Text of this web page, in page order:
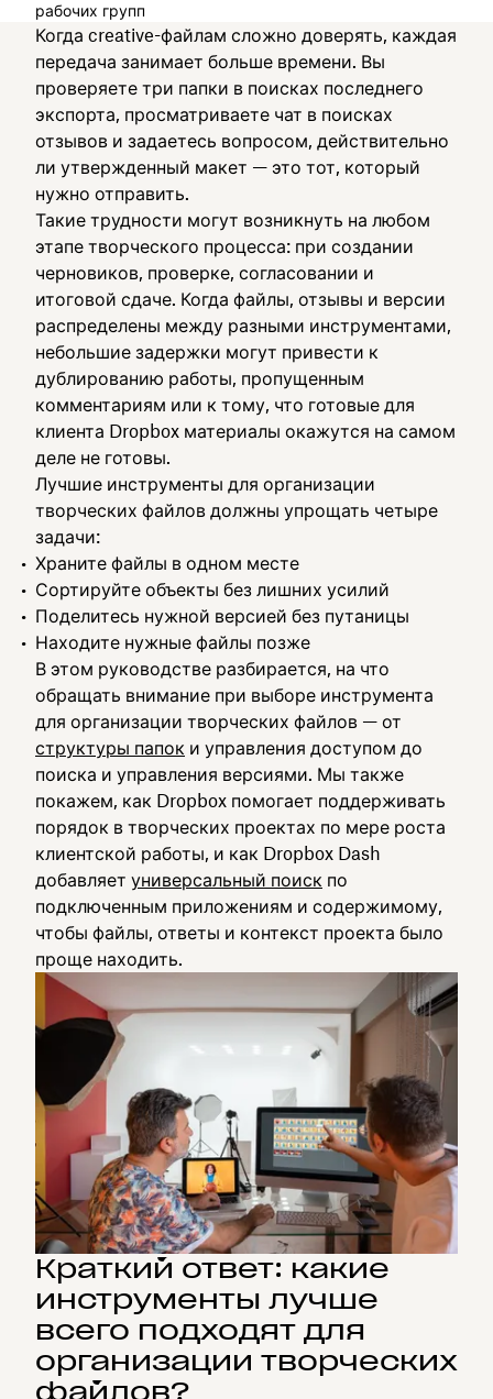
рабочих групп
Когда creative-файлам сложно доверять, каждая
передача занимает больше времени. Вы
проверяете три папки в поисках последнего
экспорта, просматриваете чат в поисках
отзывов и задаетесь вопросом, действительно
ли утвержденный макет — это тот, который
нужно отправить.
Такие трудности могут возникнуть на любом
этапе творческого процесса: при создании
черновиков, проверке, согласовании и
итоговой сдаче. Когда файлы, отзывы и версии
распределены между разными инструментами,
небольшие задержки могут привести к
дублированию работы, пропущенным
комментариям или к тому, что готовые для
клиента Dropbox материалы окажутся на самом
деле не готовы.
Лучшие инструменты для организации
творческих файлов должны упрощать четыре
задачи:
Храните файлы в одном месте
Сортируйте объекты без лишних усилий
Поделитесь нужной версией без путаницы
Находите нужные файлы позже
В этом руководстве разбирается, на что
обращать внимание при выборе инструмента
для организации творческих файлов — от
структуры папок и управления доступом до
поиска и управления версиями. Мы также
покажем, как Dropbox помогает поддерживать
порядок в творческих проектах по мере роста
клиентской работы, и как Dropbox Dash
добавляет универсальный поиск по
подключенным приложениям и содержимому,
чтобы файлы, ответы и контекст проекта было
проще находить.
Краткий ответ: какие
инструменты лучше
всего подходят для
организации творческих